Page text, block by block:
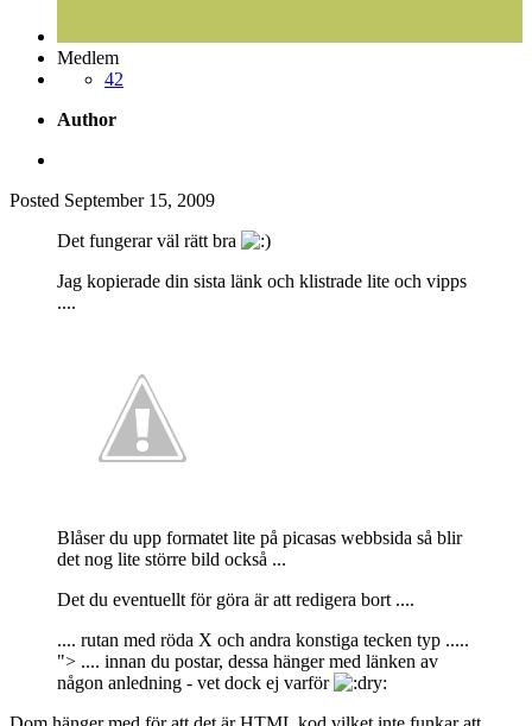
Medlem
42
Author
Posted September 15, 2009
Det fungerar väl rätt bra
Jag kopierade din sista länk och klistrade lite och vipps
....
Blåser du upp formatet lite på picasas webbsida så blir
det nog lite större bild också ...
Det du eventuellt för göra är att redigera bort ....
.... rutan med röda X och andra konstiga tecken typ .....
"> .... innan du postar, dessa hänger med länken av
någon anledning - vet dock ej varför